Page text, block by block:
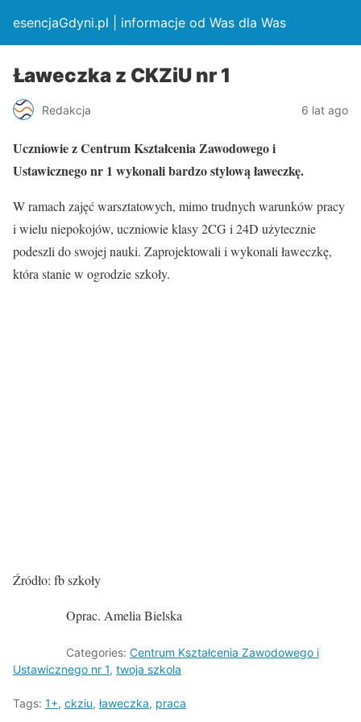
esencjaGdyni.pl | informacje od Was dla Was
Ławeczka z CKZiU nr 1
Redakcja 6 lat ago
Uczniowie z Centrum Kształcenia Zawodowego i
Ustawicznego nr 1 wykonali bardzo stylową ławeczkę.
W ramach zajęć warsztatowych, mimo trudnych warunków pracy
i wielu niepokojów, uczniowie klasy 2CG i 24D użytecznie
podeszli do swojej nauki. Zaprojektowali i wykonali ławeczkę,
która stanie w ogrodzie szkoły.
Źródło: fb szkoły
Oprac. Amelia Bielska
Categories: Centrum Kształcenia Zawodowego i
Ustawicznego nr 1, twoja szkola
Tags: 1+, ckziu, ławeczka, praca